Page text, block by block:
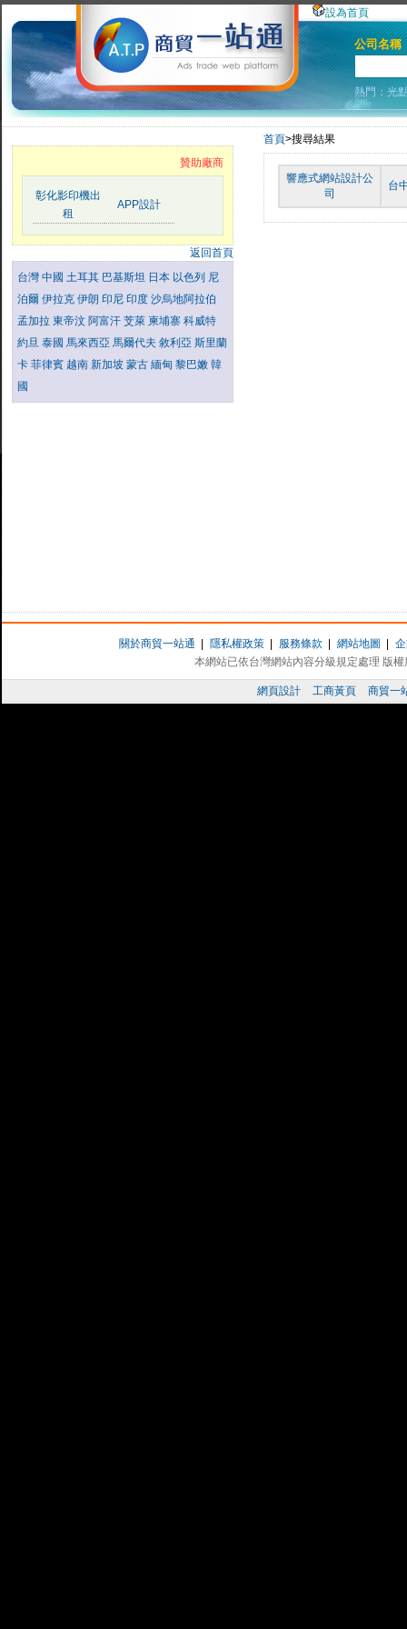
設為首頁
公司名稱
熱門：光
贊助廠商
彰化影印機出
租
APP設計
返回首頁
台灣 中國 土耳其 巴基斯坦 日本 以色列 尼
泊爾 伊拉克 伊朗 印尼 印度 沙烏地阿拉伯
孟加拉 東帝汶 阿富汗 芠萊 柬埔寨 科威特
約旦 泰國 馬來西亞 馬爾代夫 敘利亞 斯里蘭
卡 菲律賓 越南 新加坡 蒙古 緬甸 黎巴嫩 韓
國
首頁>搜尋結果
響應式網站設計公
司
台
關於商貿一站通 隱私權政策 服務條款 網站地圖
本網站已依台灣網站內容分級規定處理 版
網頁設計 工商黃頁 商貿一